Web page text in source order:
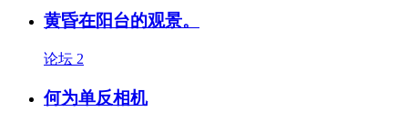
黄昏在阳台的观景。
论坛 2
何为单反相机